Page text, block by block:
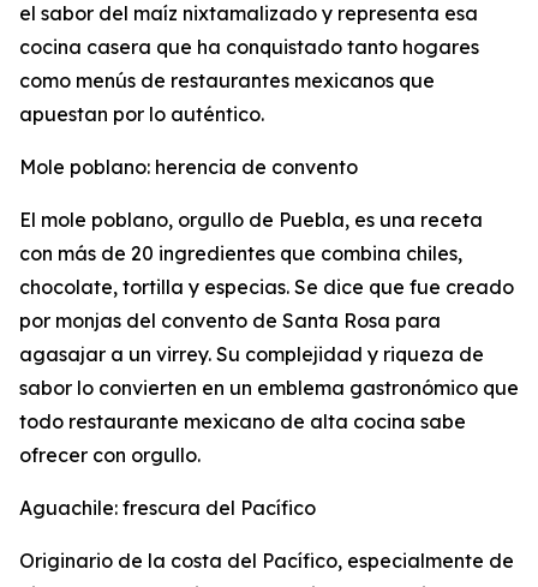
el sabor del maíz nixtamalizado y representa esa
cocina casera que ha conquistado tanto hogares
como menús de restaurantes mexicanos que
apuestan por lo auténtico.
Mole poblano: herencia de convento
El mole poblano, orgullo de Puebla, es una receta
con más de 20 ingredientes que combina chiles,
chocolate, tortilla y especias. Se dice que fue creado
por monjas del convento de Santa Rosa para
agasajar a un virrey. Su complejidad y riqueza de
sabor lo convierten en un emblema gastronómico que
todo restaurante mexicano de alta cocina sabe
ofrecer con orgullo.
Aguachile: frescura del Pacífico
Originario de la costa del Pacífico, especialmente de